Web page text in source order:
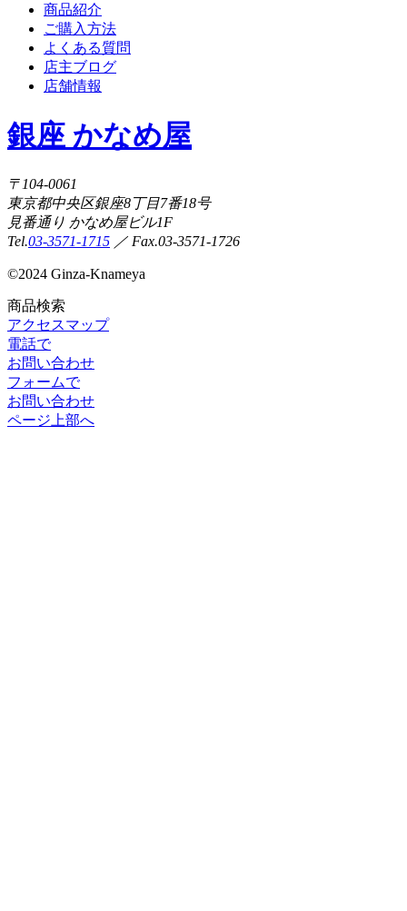
商品紹介
ご購入方法
よくある質問
店主ブログ
店舗情報
銀座 かなめ屋
〒104-0061
東京都中央区銀座8丁目7番18号
見番通り かなめ屋ビル1F
Tel.03-3571-1715 ／ Fax.03-3571-1726
©2024 Ginza-Knameya
商品検索
アクセスマップ
電話で
お問い合わせ
フォームで
お問い合わせ
ページ上部へ